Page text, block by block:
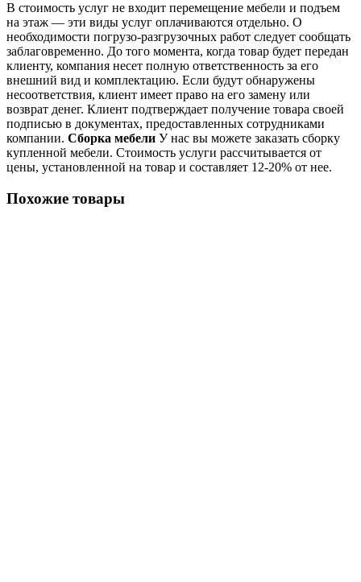
В стоимость услуг не входит перемещение мебели и подъем
на этаж — эти виды услуг оплачиваются отдельно. О
необходимости погрузо-разгрузочных работ следует сообщать
заблаговременно. До того момента, когда товар будет передан
клиенту, компания несет полную ответственность за его
внешний вид и комплектацию. Если будут обнаружены
несоответствия, клиент имеет право на его замену или
возврат денег. Клиент подтверждает получение товара своей
подписью в документах, предоставленных сотрудниками
компании. Сборка мебели У нас вы можете заказать сборку
купленной мебели. Стоимость услуги рассчитывается от
цены, установленной на товар и составляет 12-20% от нее.
Похожие товары